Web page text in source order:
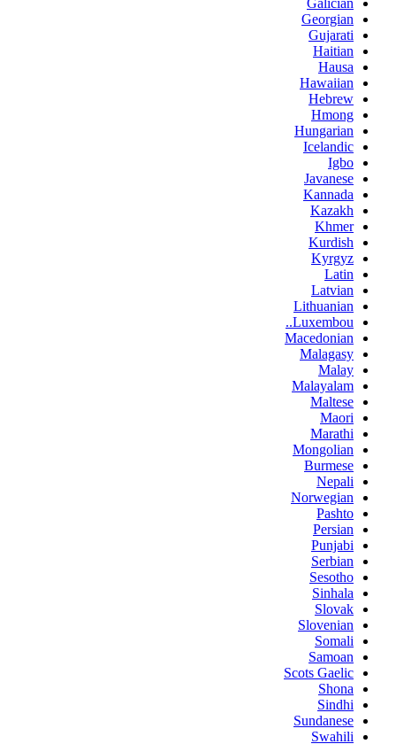
Georgian
Gujarati
Haitian
Hausa
Hawaiian
Hebrew
Hmong
Hungarian
Icelandic
Igbo
Javanese
Kannada
Kazakh
Khmer
Kurdish
Kyrgyz
Latin
Latvian
Lithuanian
Luxembou..
Macedonian
Malagasy
Malay
Malayalam
Maltese
Maori
Marathi
Mongolian
Burmese
Nepali
Norwegian
Pashto
Persian
Punjabi
Serbian
Sesotho
Sinhala
Slovak
Slovenian
Somali
Samoan
Scots Gaelic
Shona
Sindhi
Sundanese
Swahili